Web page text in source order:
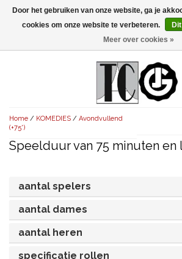
Menu
AVONDVULLEND (+75')
KORT (-30')
OVERIG (30'-75')
UITGELICHT!
AVONDVULLEND (+75')
KORT (-30')
OVERIG (30'-75')
UITGELICHT!
THRILLERS
AVONDVULLEND (+75')
OVERIG (30'-75')
SENIORENTONEEL
KORT (-30')
OVERIG (30'-75')
SPEKTAKELSTUKKEN
JUBILEUMSTUK
KOSTUUMSTUK
OVERIG
SINTERKLAASTONEEL
RECHTEN REGELEN
Home / KOMEDIES / Avondvullend
(+75')
Speelduur van 75 minuten en
aantal spelers
aantal dames
aantal heren
specificatie rollen
Door het gebruiken van onze website, ga je
cookies om onze website te verbeteren.
Meer over cookies »